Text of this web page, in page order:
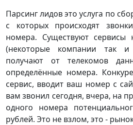
Парсинг лидов это услуга по
с которых происходят
номера. Существуют сервисы
(некоторые компании так
получают от телекомов
определённые номера.
сервис, вводит ваш номер с
вам звонил сегодня, вчера, на
одного номера
рублей. Это не взлом, это -